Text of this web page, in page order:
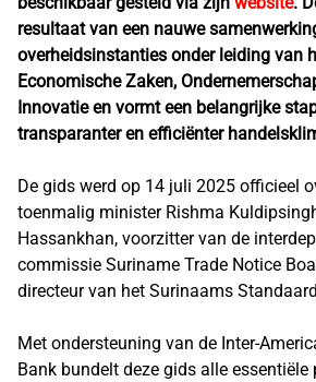
resultaat van een nauwe
overheidsinstanties onder leiding van
Economische Zaken,
Innovatie en vormt een belangrijke
transparanter en efficiënter
De gids werd op 14 juli 2025 officieel
toenmalig minister Rishma
Hassankhan, voorzitter van de
commissie Suriname Trade Notice
directeur van het Surinaams
Met ondersteuning van de Inter-
Bank bundelt deze gids alle essentiële